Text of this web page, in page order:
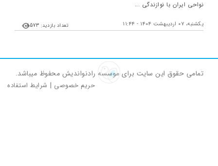
نواحی ایران با نوازندگی ...
یکشنبه، ۰۷ اردیبهشت ۱۴۰۴ - ۱۱:۴۴ تعداد بازدید: 8573
تمامی حقوق این سایت برای موسسه رادنواندیش محفوظ میباشد.
حریم خصوصی | شرایط استفاده